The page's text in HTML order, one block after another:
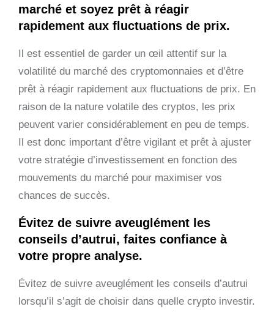
marché et soyez prêt à réagir
rapidement aux fluctuations de prix.
Il est essentiel de garder un œil attentif sur la
volatilité du marché des cryptomonnaies et d’être
prêt à réagir rapidement aux fluctuations de prix. En
raison de la nature volatile des cryptos, les prix
peuvent varier considérablement en peu de temps.
Il est donc important d’être vigilant et prêt à ajuster
votre stratégie d’investissement en fonction des
mouvements du marché pour maximiser vos
chances de succès.
Évitez de suivre aveuglément les
conseils d’autrui, faites confiance à
votre propre analyse.
Évitez de suivre aveuglément les conseils d’autrui
lorsqu’il s’agit de choisir dans quelle crypto investir.